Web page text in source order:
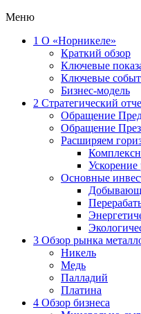
Меню
1 О «Норникеле»
Краткий обзор
Ключевые
Ключевые
Бизнес-модель
2 Стратегический
Обращение
Обращение
Расширяем
Ускорение
Основные
3 Обзор рынка
Никель
Медь
Палладий
Платина
4 Обзор бизнеса